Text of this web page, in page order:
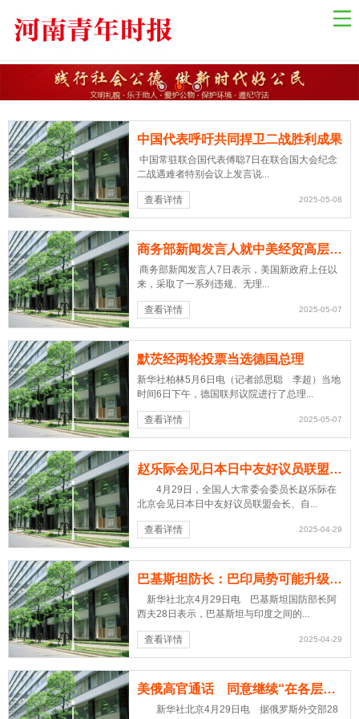
网站导航
国际资讯
乡村振兴
中原经济
金融观察
关于我们
联系我们
健康教育
自然生态
社会法制
广告服务
返回首页
中国代表呼吁共同捍卫二战胜利成果
中国常驻联合国代表傅聪7日在联合国大会纪念
二战遇难者特别会议上发言说...
查看详情 2025-05-08
商务部新闻发言人就中美经贸高层会谈答记者问
商务部新闻发言人7日表示，美国新政府上任以
来，采取了一系列违规、无理...
查看详情 2025-05-07
默茨经两轮投票当选德国总理
新华社柏林5月6日电（记者邰思聪 李超）当地
时间6日下午，德国联邦议院进行了总理...
查看详情 2025-05-07
赵乐际会见日本日中友好议员联盟会长、自民党干事长森山裕
4月29日，全国人大常委会委员长赵乐际在
北京会见日本日中友好议员联盟会长、自...
查看详情 2025-04-29
巴基斯坦防长：巴印局势可能升级但不会爆发核战
新华社北京4月29日电 巴基斯坦国防部长阿
西夫28日表示，巴基斯坦与印度之间的...
查看详情 2025-04-29
美俄高官通话 同意继续“在各层面接触”
新华社北京4月29日电 据俄罗斯外交部28